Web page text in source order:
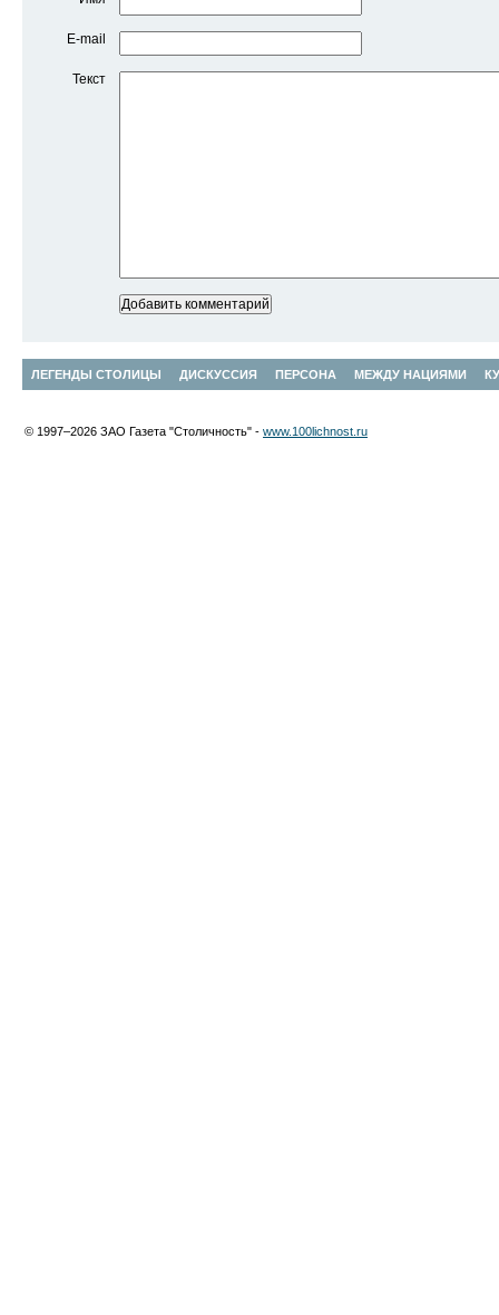
E-mail
Текст
ЛЕГЕНДЫ СТОЛИЦЫ ДИСКУССИЯ ПЕРСОНА МЕЖДУ НАЦИЯМИ
© 1997–2026 ЗАО Газета "Столичность" - www.100lichnost.ru